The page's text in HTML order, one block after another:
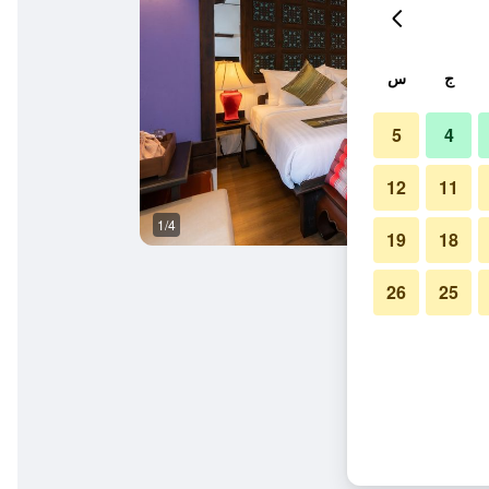
1/4
ج س
4
5
11
12
18
19
25
26